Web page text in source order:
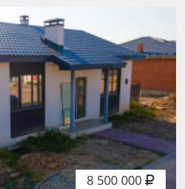
8 500 000